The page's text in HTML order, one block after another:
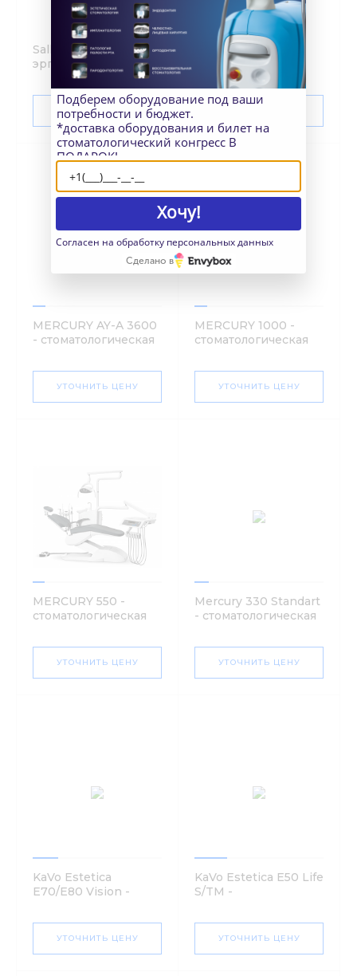
Salli Swing Fit -
эргономичный стул
врача-стоматолога, с
механизмом качания
и регулировкой
расстояния между
половинками
сиденья
УТОЧНИТЬ ЦЕНУ
Salli Twin Ergorest
with Stretching
Support -
эргономичный стул
врача-стоматолога
для работы с
микроскопом
MERCURY AY-A 3600
- стоматологическая
УТОЧНИТЬ ЦЕНУ
MERCURY 1000 -
стоматологическая
УТОЧНИТЬ ЦЕНУ
MERCURY 550 -
стоматологическая
УТОЧНИТЬ ЦЕНУ
Mercury 330 Standart
- стоматологическая
УТОЧНИТЬ ЦЕНУ
KaVo Estetica
E70/E80 Vision -
установка
УТОЧНИТЬ ЦЕНУ
KaVo Estetica E50 Life
S/TM -
установка
УТОЧНИТЬ ЦЕНУ
Подберем оборудование под ваши
потребности и бюджет.
*доставка оборудования и билет на
стоматологический конгресс В
ПОДАРОК!
Хочу!
Согласен на обработку персональных данных
Сделано в